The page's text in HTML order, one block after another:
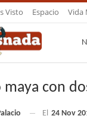
Visto Espacio Vida
maya con
El 24 Nov